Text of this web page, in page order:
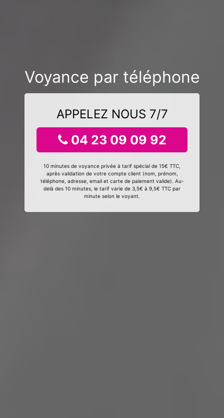
Voyance par téléphone
APPELEZ NOUS 7/7
04 23 09 09 92
10 minutes de voyance privée à tarif spécial de 15€ TTC,
après validation de votre compte client (nom, prénom,
téléphone, adresse, email et carte de paiement valide). Au-
delà des 10 minutes, le tarif varie de 3,5€ à 9,5€ TTC par
minute selon le voyant.